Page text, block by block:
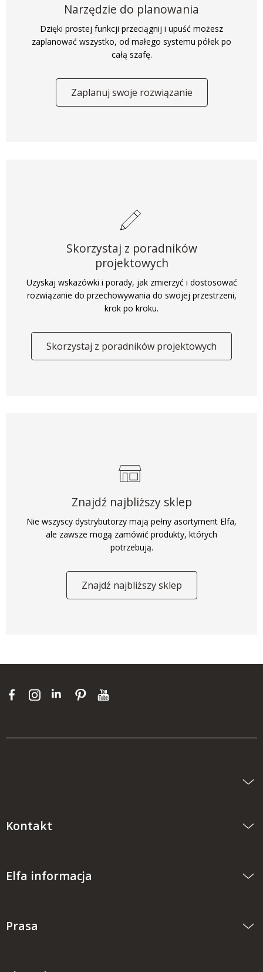
Narzędzie do planowania
Dzięki prostej funkcji przeciągnij i upuść możesz
zaplanować wszystko, od małego systemu półek po
całą szafę.
Zaplanuj swoje rozwiązanie
Skorzystaj z poradników
projektowych
Uzyskaj wskazówki i porady, jak zmierzyć i dostosować
rozwiązanie do przechowywania do swojej przestrzeni,
krok po kroku.
Skorzystaj z poradników projektowych
Znajdź najbliższy sklep
Nie wszyscy dystrybutorzy mają pełny asortyment Elfa,
ale zawsze mogą zamówić produkty, których
potrzebują.
Znajdź najbliższy sklep
Kontakt
Elfa informacja
Prasa